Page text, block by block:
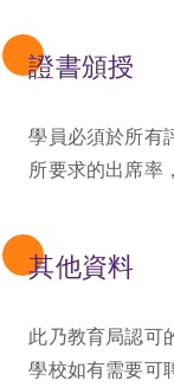
證書頒授
學員必須於所有
所要求的出席率
其他資料
此乃教育局認可
學校如有需要可